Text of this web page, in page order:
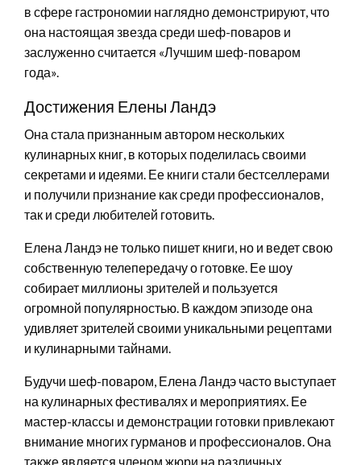
в сфере гастрономии наглядно демонстрируют, что
она настоящая звезда среди шеф-поваров и
заслуженно считается «Лучшим шеф-поваром
года».
Достижения Елены Ландэ
Она стала признанным автором нескольких
кулинарных книг, в которых поделилась своими
секретами и идеями. Ее книги стали бестселлерами
и получили признание как среди профессионалов,
так и среди любителей готовить.
Елена Ландэ не только пишет книги, но и ведет свою
собственную телепередачу о готовке. Ее шоу
собирает миллионы зрителей и пользуется
огромной популярностью. В каждом эпизоде она
удивляет зрителей своими уникальными рецептами
и кулинарными тайнами.
Будучи шеф-поваром, Елена Ландэ часто выступает
на кулинарных фестивалях и мероприятиях. Ее
мастер-классы и демонстрации готовки привлекают
внимание многих гурманов и профессионалов. Она
также является членом жюри на различных